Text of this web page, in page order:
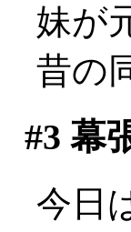
妹が
昔の
#3 幕
今日